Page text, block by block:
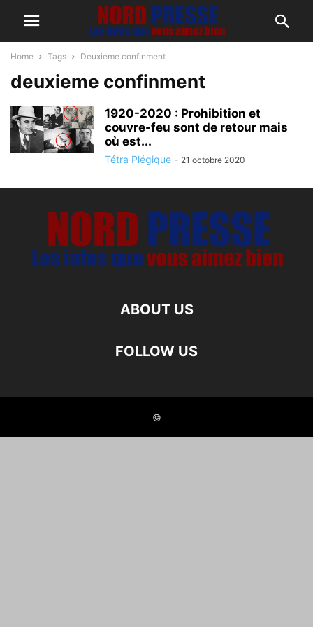
Home Tags Deuxieme confinment
deuxieme confinment
1920-2020 : Prohibition et
couvre-feu sont de retour mais
où est...
Tétra Plégique - 21 octobre 2020
ABOUT US
FOLLOW US
©